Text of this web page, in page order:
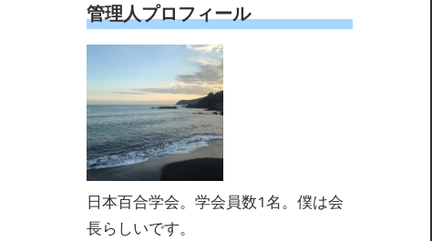
管理人プロフィール
日本百合学会。学会員数1名。僕は会
長らしいです。